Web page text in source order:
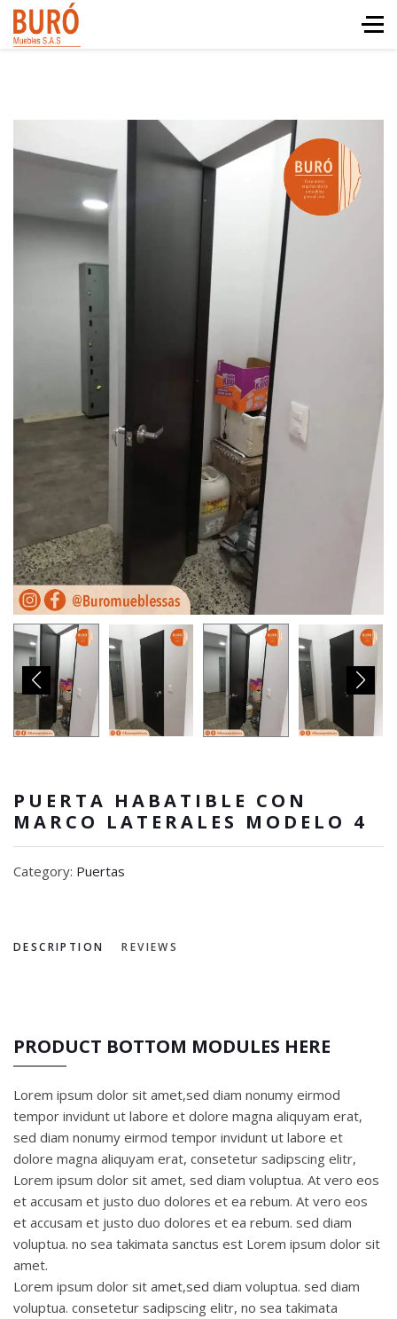
PUERTA HABATIBLE CON
MARCO LATERALES MODELO 4
Category: Puertas
DESCRIPTION REVIEWS
PRODUCT BOTTOM MODULES HERE
Lorem ipsum dolor sit amet,sed diam nonumy eirmod
tempor invidunt ut labore et dolore magna aliquyam erat,
sed diam nonumy eirmod tempor invidunt ut labore et
dolore magna aliquyam erat, consetetur sadipscing elitr,
Lorem ipsum dolor sit amet, sed diam voluptua. At vero eos
et accusam et justo duo dolores et ea rebum. At vero eos
et accusam et justo duo dolores et ea rebum. sed diam
voluptua. no sea takimata sanctus est Lorem ipsum dolor sit
amet.
Lorem ipsum dolor sit amet,sed diam voluptua. sed diam
voluptua. consetetur sadipscing elitr, no sea takimata